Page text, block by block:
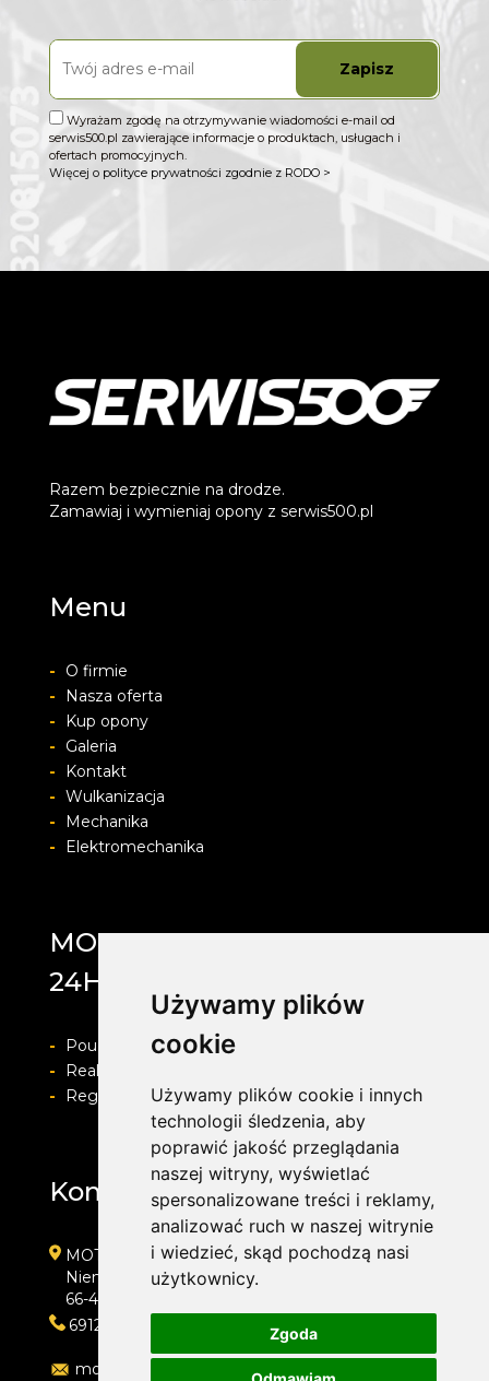
Używamy plików
cookie
Używamy plików cookie i innych
technologii śledzenia, aby
poprawić jakość przeglądania
naszej witryny, wyświetlać
spersonalizowane treści i reklamy,
analizować ruch w naszej witrynie
i wiedzieć, skąd pochodzą nasi
użytkownicy.
Zgoda
Zapisz
Wyrażam zgodę na otrzymywanie wiadomości e-mail od
serwis500.pl zawierające informacje o produktach, usługach i
ofertach promocyjnych.
Więcej o polityce prywatności zgodnie z RODO >
Razem bezpiecznie na drodze.
Zamawiaj i wymieniaj opony z serwis500.pl
Menu
-
O firmie
-
Nasza oferta
-
Kup opony
-
Galeria
-
Kontakt
- Wulkanizacja
-
Mechanika
-
Elektromechanika
MOTOLAB WULKANIZACJA
24H
-
Pouczenie o prawie do odstapienia od umowy
-
Realizacja zamówienia i formy płatności
-
Regulamin i Polityka prywatności
Kontakt
MOTOLAB WULKANIZACJA 24H
Niemcewicza 39
66-400 Gorzów Wielkopolski
691204767
motolab@onet.pl